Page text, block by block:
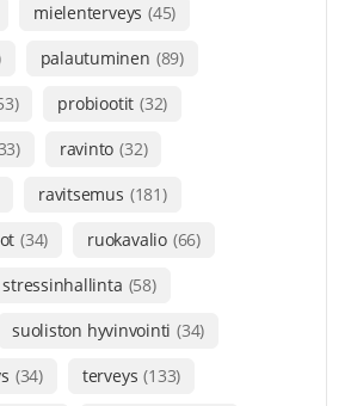
mielenterveys (45)
palautuminen (89)
probiootit (32)
ravinto (32)
ravitsemus (181)
(34) ruokavalio (66)
stressinhallinta (58)
suoliston hyvinvointi (34)
(34) terveys (133)